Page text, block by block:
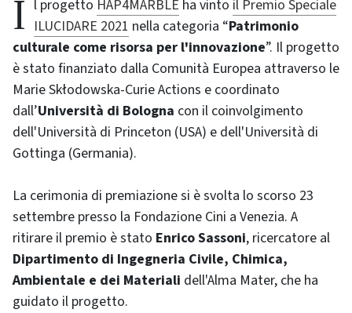
Il progetto HAP4MARBLE ha vinto il Premio Speciale
ILUCIDARE 2021 nella categoria “Patrimonio
culturale come risorsa per l'innovazione”. Il progetto
è stato finanziato dalla Comunità Europea attraverso le
Marie Skłodowska-Curie Actions e coordinato
dall’Università di Bologna con il coinvolgimento
dell'Università di Princeton (USA) e dell'Università di
Gottinga (Germania).
La cerimonia di premiazione si è svolta lo scorso 23
settembre presso la Fondazione Cini a Venezia. A
ritirare il premio è stato Enrico Sassoni, ricercatore al
Dipartimento di Ingegneria Civile, Chimica,
Ambientale e dei Materiali dell'Alma Mater, che ha
guidato il progetto.